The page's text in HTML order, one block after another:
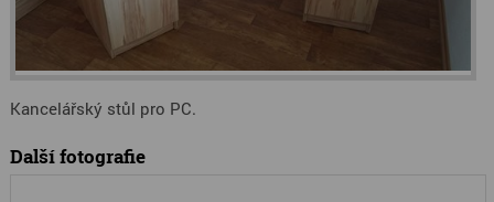
Kancelářský stůl pro PC.
Další fotografie